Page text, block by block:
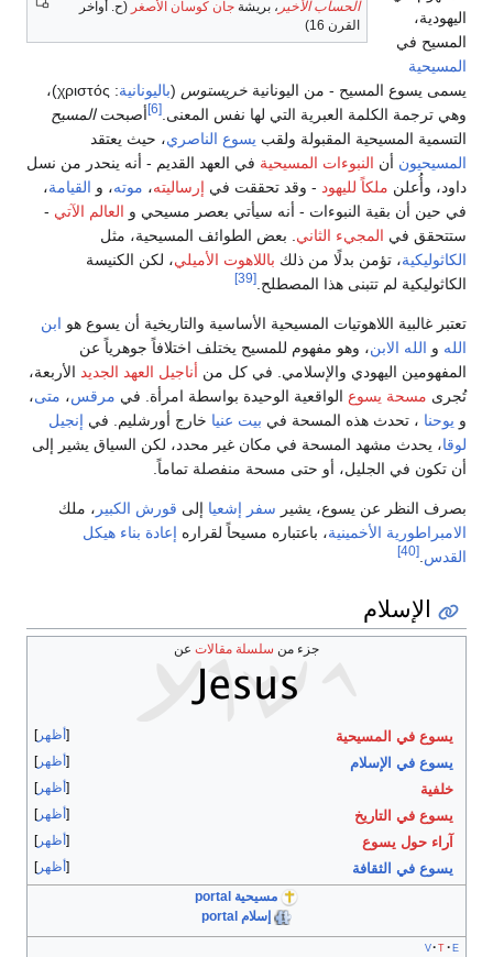
الحساب الأخير ، بريشة جان كوسان الأصغر (ح. أواخر
القرن 16)
اليهودية،
المسيح في
المسيحية
يسمى يسوع المسيح - من اليونانية خريستوس (باليونانية:
χριστός)،
وهي ترجمة الكلمة العبرية التي لها نفس المعنى. [6] أصبحتالمسيح
التسمية المسيحية المقبولة ولقب يسوع الناصري، حيث يعتقد
المسيحيون أن النبوءات المسيحية في العهد القديم - أنه ينحدر من نسل
داود، وأُعلن ملكاً لليهود - وقد تحققت في إرساليته، موته، و القيامة،
في حين أن بقية النبوءات - أنه سيأتي بعصر مسيحي و العالم الآتي -
ستتحقق في المجيء الثاني . بعض الطوائف المسيحية، مثل
الكاثوليكية، تؤمن بدلًا من ذلك باللاهوت الأميلي، لكن الكنيسة
الكاثوليكية لم تتبنى هذا المصطلح. [39]
تعتبر غالبية اللاهوتيات المسيحية الأساسية والتاريخية أن يسوع هو ابن
الله و الله الابن، وهو مفهوم للمسيح يختلف اختلافاً جوهرياً عن
المفهومين اليهودي والإسلامي. في كل من أناجيل العهد الجديد الأربعة،
تُجرى مسحة يسوع الواقعية الوحيدة بواسطة امرأة. في مرقس، متى،
و يوحنا ، تحدث هذه المسحة في بيت عنيا خارج أورشليم. في إنجيل
لوقا، يحدث مشهد المسحة في مكان غير محدد، لكن السياق يشير إلى
أن تكون في الجليل، أو حتى مسحة منفصلة تماماً.
بصرف النظر عن يسوع، يشير سفر إشعيا إلى قورش الكبير ، ملك
الامبراطورية الأخمينية، باعتباره مسيحاً لقراره إعادة بناء هيكل
القدس [40]
الإسلام
جزء من سلسلة مقالات عن
أظهر يسوع في المسيحية
أظهر يسوع في الإسلام
أظهر خلفية
أظهر يسوع في التاريخ
أظهر آراء حول يسوع
أظهر يسوع في الثقافة
مسيحية portal
إسلام portal
v t e